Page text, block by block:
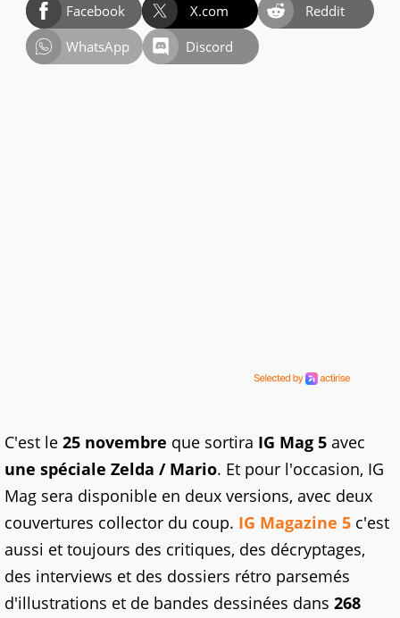
Facebook X.com
Reddit
WhatsApp
Discord
C'est le 25 novembre que sortira IG Mag 5 avec
une spéciale Zelda / Mario. Et pour l'occasion, IG
Mag sera disponible en deux versions, avec deux
couvertures collector du coup. IG Magazine 5 c'est
aussi et toujours des critiques, des décryptages,
des interviews et des dossiers rétro parsemés
d'illustrations et de bandes dessinées dans 268